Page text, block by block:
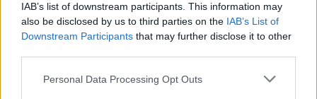
IAB’s list of downstream participants. This information may
also be disclosed by us to third parties on the IAB’s List of
Downstream Participants that may further disclose it to other
Please note that this website/app uses one or more Google
Personal Data Processing Opt Outs